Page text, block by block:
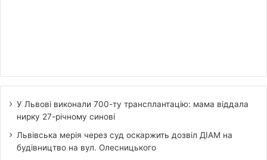
У Львові виконали 700-ту трансплантацію: мама віддала
нирку 27-річному синові
Львівська мерія через суд оскаржить дозвіл ДІАМ на
будівництво на вул. Олесницького